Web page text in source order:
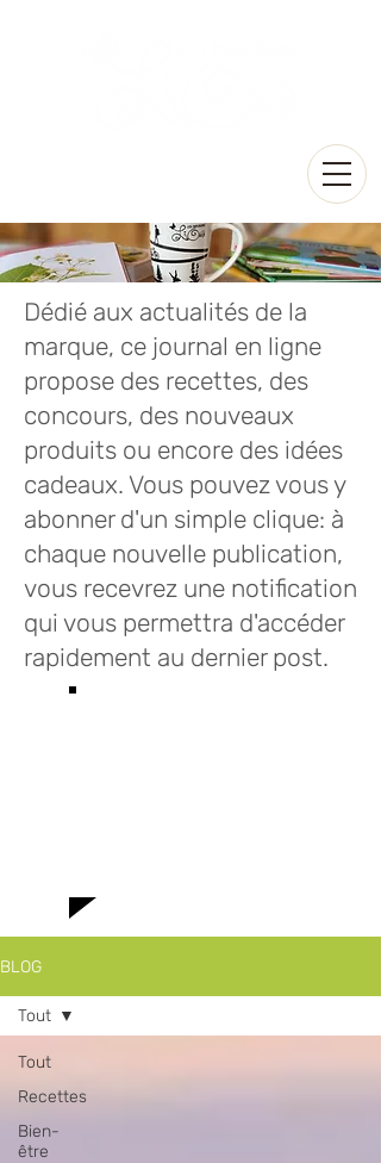
Dédié aux actualités de la
marque, ce journal en ligne
propose des recettes, des
concours, des nouveaux
produits ou encore des idées
cadeaux. Vous pouvez vous y
abonner d'un simple clique: à
chaque nouvelle publication,
vous recevrez une notification
qui vous permettra d'accéder
rapidement au dernier post.
BLOG
Tout
Recettes
Bien-
être
Tout